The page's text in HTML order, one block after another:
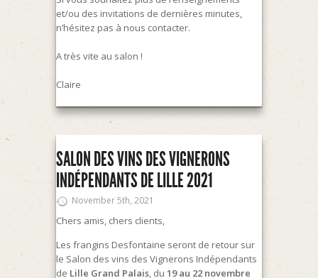
et/ou des invitations de dernières minutes,
n’hésitez pas à nous contacter.
A très vite au salon !
Claire
SALON DES VINS DES VIGNERONS
INDÉPENDANTS DE LILLE 2021
November 5th, 2021
Chers amis, chers clients,
Les frangins Desfontaine seront de retour sur
le Salon des vins des Vignerons Indépendants
de Lille Grand Palais , du 19 au 22 novembre